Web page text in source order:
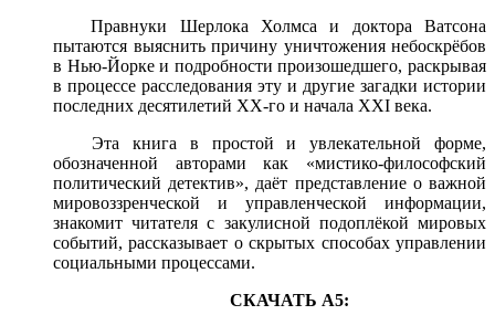
Правнуки Шерлока Холмса и доктора Ватсона
пытаются выяснить причину уничтожения небоскрёбов
в Нью-Йорке и подробности произошедшего, раскрывая
в процессе расследования эту и другие загадки истории
последних десятилетий XX-го и начала XXI века.
Эта книга в простой и увлекательной форме,
обозначенной авторами как «мистико-философский
политический детектив», даёт представление о важной
мировоззренческой и управленческой информации,
знакомит читателя с закулисной подоплёкой мировых
событий, рассказывает о скрытых способах управлении
социальными процессами.
СКАЧАТЬ A5: